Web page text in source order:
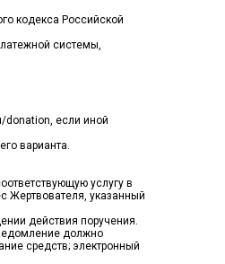
кодекса Российской
системы,
donation, если иной
варианта.
услугу в
Жертвователя, указанный
действия поручения.
должно
средств; электронный